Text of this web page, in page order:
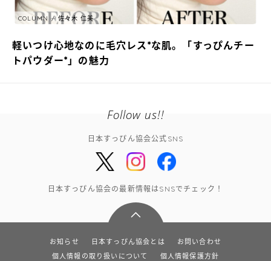
COLUMN 佐々木 仁美
軽いつけ心地なのに毛穴レス*な肌。「すっぴんチー
トパウダー*」の魅力
Follow us!!
日本すっぴん協会公式SNS
日本すっぴん協会の最新情報はSNSでチェック！
お知らせ 日本すっぴん協会とは
お問い合わせ
個人情報の取り扱いについて
個人情報保護方針